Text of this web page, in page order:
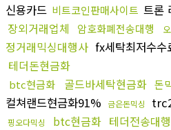
신용카드 비트코인판매사이트 트론
장외거래업체
암호화폐전송대행
정거래믹싱대행사 fx세탁최저수수
테더돈현금화
btc현금화 골드바세탁현금화 돈
컬쳐랜드현금화91%
금은돈믹싱
핑오다믹싱 btc현금화 테더전송대행